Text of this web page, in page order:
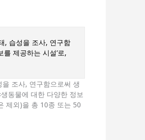
, 습성을 조사, 연구함
제공하는 시설’로,
조사, 연구함으로써 생
동물에 대한 다양한 정보
제외)을 총 10종 또는 50